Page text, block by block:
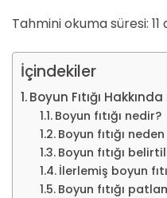
Tahmini okuma süresi:
İçindekiler
Boyun Fıtığı
Boyun fıtığı nedir?
Boyun fıtığı
Boyun fıtığı
İlerlemiş boyun
Boyun fıtığı